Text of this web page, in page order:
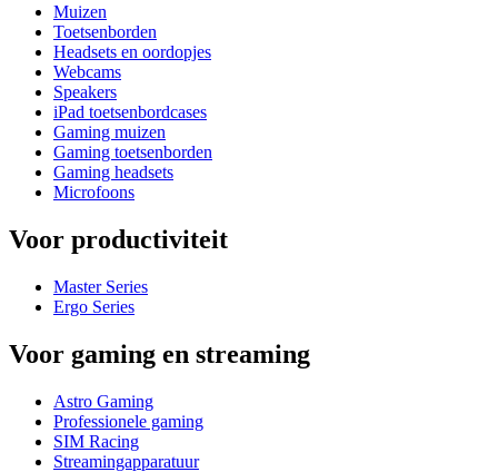
Muizen
Toetsenborden
Headsets en oordopjes
Webcams
Speakers
iPad toetsenbordcases
Gaming muizen
Gaming toetsenborden
Gaming headsets
Microfoons
Voor productiviteit
Master Series
Ergo Series
Voor gaming en streaming
Astro Gaming
Professionele gaming
SIM Racing
Streamingapparatuur